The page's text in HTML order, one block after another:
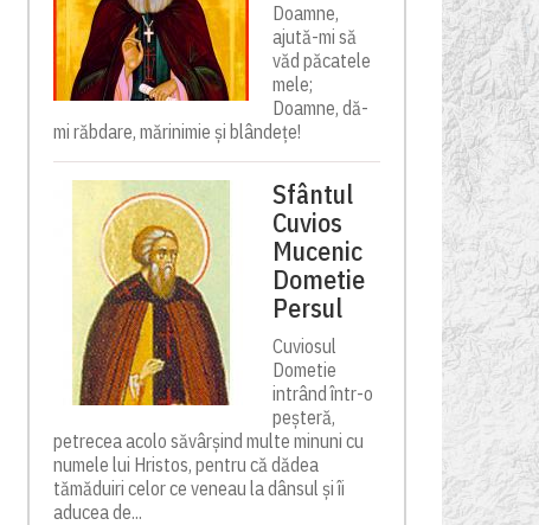
Doamne,
ajută-mi să
văd păcatele
mele;
Doamne, dă-
mi răbdare, mărinimie şi blândeţe!
Sfântul
Cuvios
Mucenic
Dometie
Persul
Cuviosul
Dometie
intrând într-o
peșteră,
petrecea acolo săvârșind multe minuni cu
numele lui Hristos, pentru că dădea
tămăduiri celor ce veneau la dânsul și îi
aducea de...